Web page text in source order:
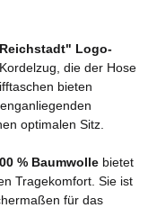
Logo-
die der Hose
bieten
optimalen Sitz.
% Baumwolle bietet
Tragekomfort. Sie ist
für das